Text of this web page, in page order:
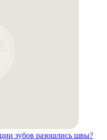
зубов разошлись швы?